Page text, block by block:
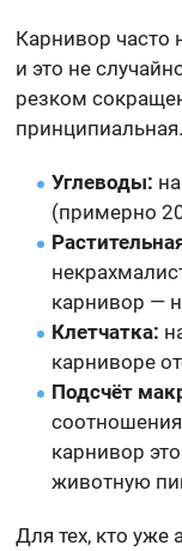
Карнивор часто
и это не
резком
принципиальная.
Углеводы:
(примерно
карнивор —
Клетчатка:
карниворе
Подсчёт
карнивор
животную
Для тех, кто уже